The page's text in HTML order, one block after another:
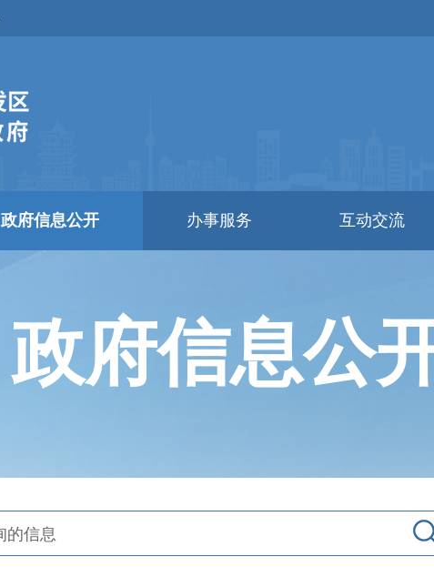
政府信息公开 办事服务 互动交流
政府信息公